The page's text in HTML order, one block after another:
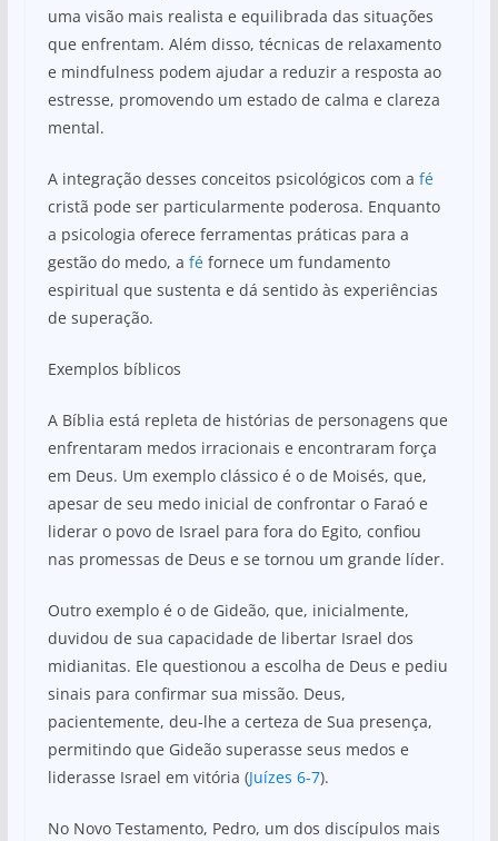
uma visão mais realista e equilibrada das situações
que enfrentam. Além disso, técnicas de relaxamento
e mindfulness podem ajudar a reduzir a resposta ao
estresse, promovendo um estado de calma e clareza
mental.
A integração desses conceitos psicológicos com a fé
cristã pode ser particularmente poderosa. Enquanto
a psicologia oferece ferramentas práticas para a
gestão do medo, a féfornece um fundamento
espiritual que sustenta e dá sentido às experiências
de superação.
Exemplos bíblicos
A Bíblia está repleta de histórias de personagens que
enfrentaram medos irracionais e encontraram força
em Deus. Um exemplo clássico é o de Moisés, que,
apesar de seu medo inicial de confrontar o Faraó e
liderar o povo de Israel para fora do Egito, confiou
nas promessas de Deus e se tornou um grande líder.
Outro exemplo é o de Gideão, que, inicialmente,
duvidou de sua capacidade de libertar Israel dos
midianitas. Ele questionou a escolha de Deus e pediu
sinais para confirmar sua missão. Deus,
pacientemente, deu-lhe a certeza de Sua presença,
permitindo que Gideão superasse seus medos e
liderasse Israel em vitória (Juízes 6-7).
No Novo Testamento, Pedro, um dos discípulos mais